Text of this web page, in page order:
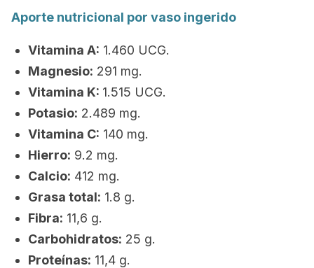
Aporte nutricional por vaso ingerido
Vitamina A: 1.460 UCG.
Magnesio: 291 mg.
Vitamina K: 1.515 UCG.
Potasio: 2.489 mg.
Vitamina C: 140 mg.
Hierro: 9.2 mg.
Calcio: 412 mg.
Grasa total: 1.8 g.
Fibra: 11,6 g.
Carbohidratos: 25 g.
Proteínas: 11,4 g.